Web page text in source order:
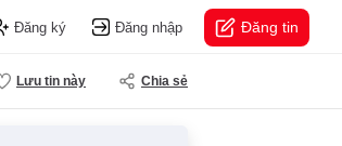
Đăng ký Đăng nhập Đăng tin
Lưu tin này Chia sẻ